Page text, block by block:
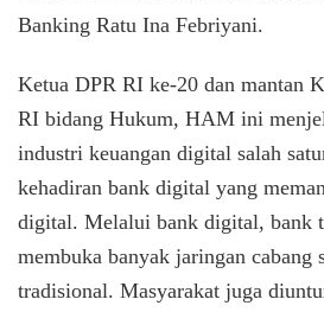
Banking Ratu Ina Febriyani.
Ketua DPR RI ke-20 dan mantan
RI bidang Hukum, HAM ini
industri keuangan digital salah
kehadiran bank digital yang
digital. Melalui bank digital, bank
membuka banyak jaringan cabang
tradisional. Masyarakat juga